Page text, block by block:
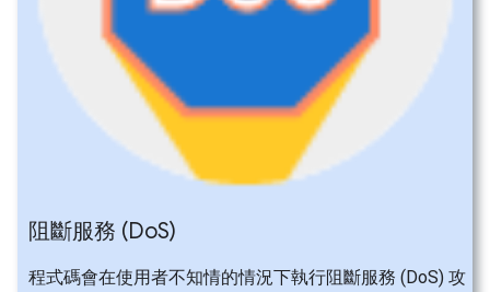
阻斷服務 (DoS)
程式碼會在使用者不知情的情況下執行阻斷服務 (DoS) 攻